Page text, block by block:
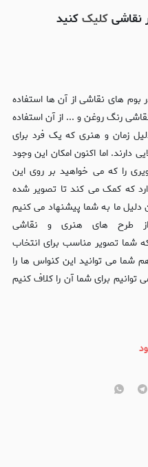
نقاشیکلیککنید
های نقاشی از آن ها استفاده
رنگ روغن و ... از آن استفاده
زمان و هنری که یک فرد برای
دارند. اما اکنون امکان این وجود
را که می خواهید بر روی این
که کمک می کند تا تصویر شده
ما به شما پیشنهاد می کنیم
از طرح های هنری و نقاشی
شما تصویر مناسب برای انتخاب
شما می توانید این کنواس ها را
برای شما آن را کلاف کنیم